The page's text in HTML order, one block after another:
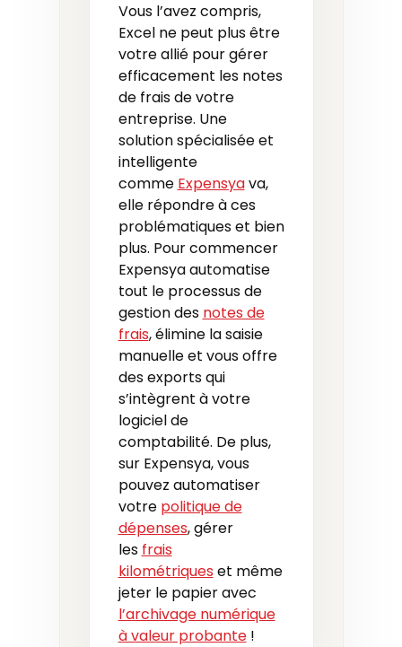
Vous l’avez compris,
Excel ne peut plus être
votre allié pour gérer
efficacement les notes
de frais de votre
entreprise. Une
solution spécialisée et
intelligente
comme Expensyava,
elle répondre à ces
problématiques et bien
plus. Pour commencer
Expensya automatise
tout le processus de
gestion des notes de
frais, élimine la saisie
manuelle et vous offre
des exports qui
s’intègrent à votre
logiciel de
comptabilité. De plus,
sur Expensya, vous
pouvez automatiser
votre politique de
dépenses, gérer
les frais
kilométriques et même
jeter le papier avec
l’archivage numérique
à valeur probante!